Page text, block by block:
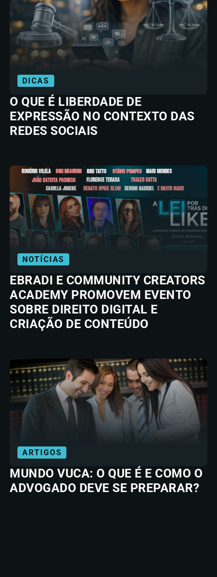
DICAS
O QUE É LIBERDADE DE
EXPRESSÃO NO CONTEXTO DAS
REDES SOCIAIS
NOTÍCIAS
EBRADI E COMMUNITY CREATORS
ACADEMY PROMOVEM EVENTO
SOBRE DIREITO DIGITAL E
CRIAÇÃO DE CONTEÚDO
ARTIGOS
MUNDO VUCA: O QUE É E COMO O
ADVOGADO DEVE SE PREPARAR?